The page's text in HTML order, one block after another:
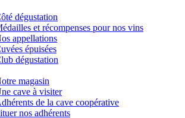
dégustation
et récompenses pour nos vins
appellations
épuisées
dégustation
magasin
cave à visiter
de la cave coopérative
nos adhérents